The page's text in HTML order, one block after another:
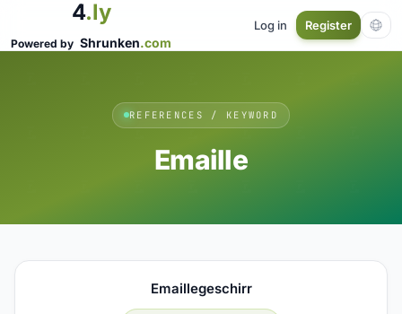
4.ly
Powered by Shrunken.com
Log in Register
REFERENCES / KEYWORD
Emaille
Emaillegeschirr